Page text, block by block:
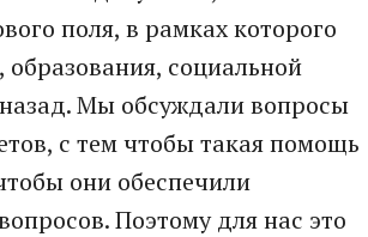
поля, в рамках которого
социальной
Мы обсуждали вопросы
с тем чтобы такая помощь
они обеспечили
Поэтому для нас это